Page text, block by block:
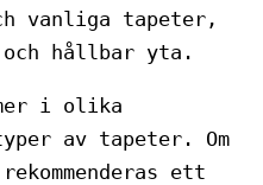
vanliga tapeter,
hållbar yta.
i olika
av tapeter. Om
ett